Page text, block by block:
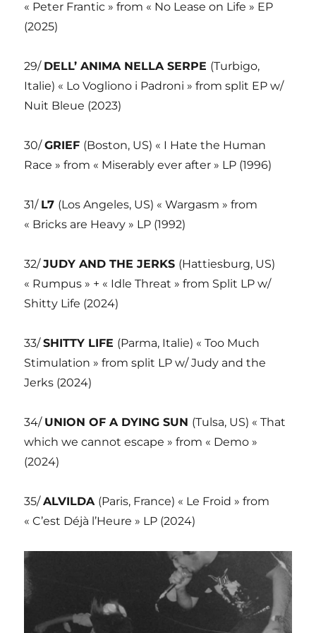
« Peter Frantic » from « No Lease on Life » EP
(2025)
29/ DELL’ ANIMA NELLA SERPE (Turbigo,
Italie) « Lo Vogliono i Padroni » from split EP w/
Nuit Bleue (2023)
30/GRIEF (Boston, US) « I Hate the Human
Race » from « Miserably ever after » LP (1996)
31/ L7 (Los Angeles, US) « Wargasm » from
« Bricks are Heavy » LP (1992)
32/JUDY AND THE JERKS (Hattiesburg, US)
« Rumpus » + « Idle Threat » from Split LP w/
Shitty Life (2024)
33/SHITTY LIFE (Parma, Italie) « Too Much
Stimulation » from split LP w/ Judy and the
Jerks (2024)
34/ UNION OF A DYING SUN (Tulsa, US) « That
which we cannot escape » from « Demo »
(2024)
35/ALVILDA (Paris, France) « Le Froid » from
« C’est Déjà l’Heure » LP (2024)